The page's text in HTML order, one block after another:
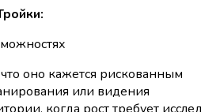
оно кажется рискованным
или видения